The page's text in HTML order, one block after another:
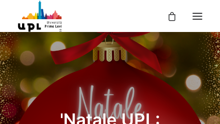
UPL
I CORSI
LE ATTIVITÀ
I DOCENTI
'Natale UPL: